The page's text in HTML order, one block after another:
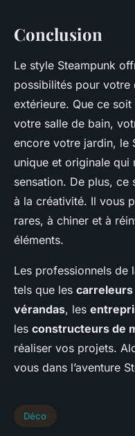
Conclusion
Le style Steampunk
possibilités pour votre
extérieure. Que ce
votre salle de bain,
encore votre jardin, le
unique et originale qui
sensation. De plus, ce
à la créativité. Il vous
rares, à chiner et à
éléments.
Les professionnels de
tels que les
vérandas, les
les constructeurs de
réaliser vos projets.
vous dans l’aventure
Déco